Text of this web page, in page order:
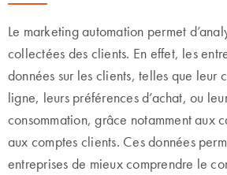
Le marketing automation permet
collectées des clients. En effet, les
données sur les clients, telles que leur
ligne, leurs préférences d’achat, ou
consommation, grâce notamment aux
aux comptes clients. Ces données
entreprises de mieux comprendre le